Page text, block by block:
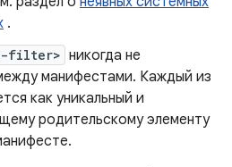
.
filter> никогда не
манифестами. Каждый из
как уникальный и
родительскому элементу